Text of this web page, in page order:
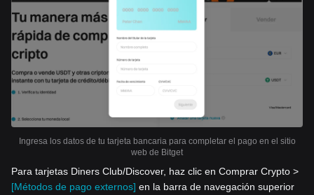
Ingresa los datos de tu tarjeta bancaria para completar el pago en el sitio
web de Bitget
Para tarjetas Diners Club/Discover, haz clic en Comprar Crypto >
[Métodos de pago externos] en la barra de navegación superior